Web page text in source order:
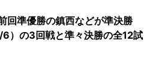
回準優勝の鎮西などが準決勝
）の3回戦と準々決勝の全12試